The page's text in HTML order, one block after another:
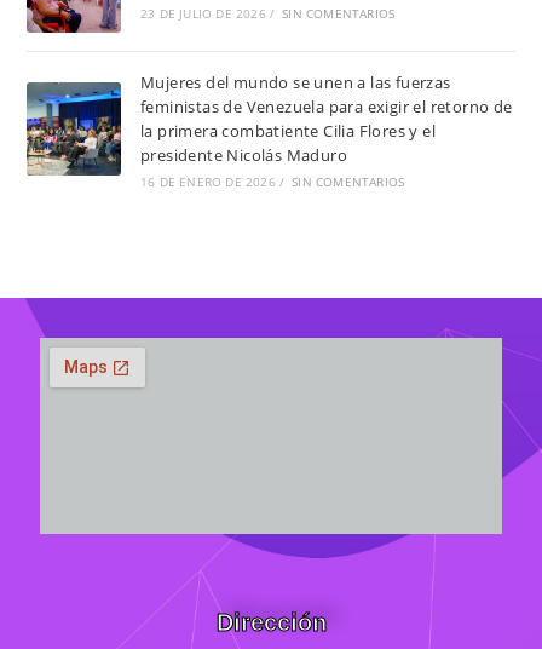
23 DE JULIO DE 2026 / SIN COMENTARIOS
Mujeres del mundo se unen a las fuerzas
feministas de Venezuela para exigir el retorno de
la primera combatiente Cilia Flores y el
presidente Nicolás Maduro
16 DE ENERO DE 2026 / SIN COMENTARIOS
Dirección